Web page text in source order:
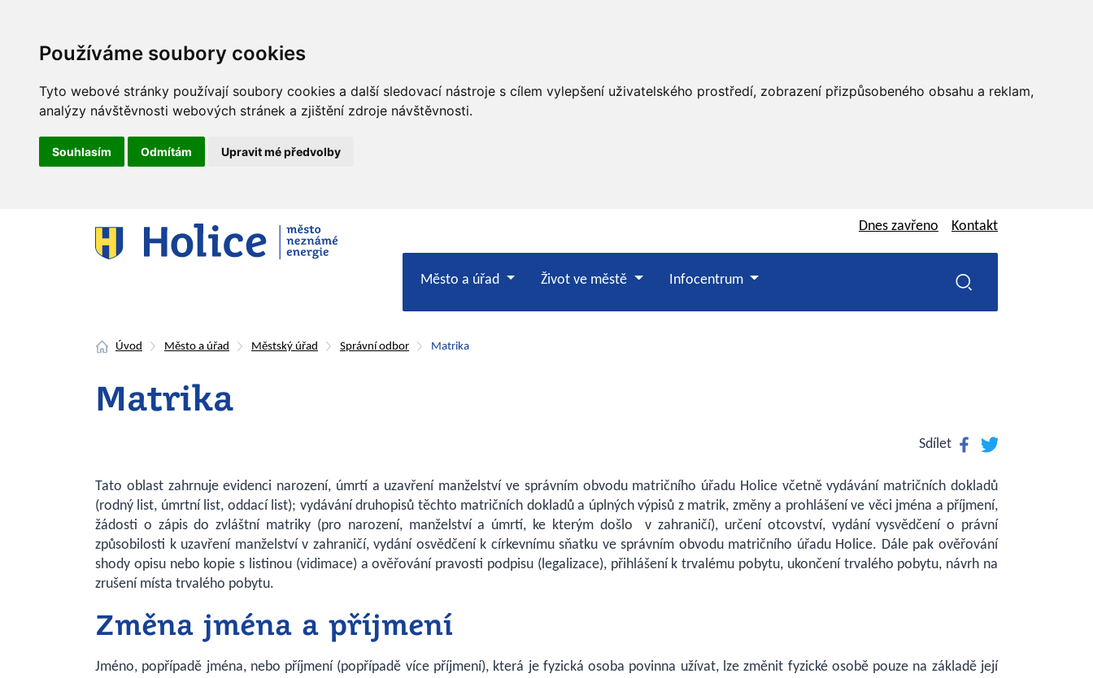
Používáme soubory cookies
Tyto webové stránky používají soubory cookies a další sledovací nástroje s cílem vylepšení uživatelského prostředí, zobrazení přizpůsobeného obsahu a reklam,
analýzy návštěvnosti webových stránek a zjištění zdroje návštěvnosti.
Souhlasím Odmítám Upravit mé předvolby
Úvod Město a úřad Městský úřad Správní odbor Matrika
Matrika
Sdílet Facebook
Twitter
Tato oblast zahrnuje evidenci narození, úmrtí a uzavření manželství ve správním obvodu matričního úřadu Holice včetně vydávání matričních dokladů
(rodný list, úmrtní list, oddací list); vydávání druhopisů těchto matričních dokladů a úplných výpisů z matrik, změny a prohlášení ve věci jména a příjmení,
žádosti o zápis do zvláštní matriky (pro narození, manželství a úmrtí, ke kterým došlo v zahraničí), určení otcovství, vydání vysvědčení o právní
způsobilosti k uzavření manželství v zahraničí, vydání osvědčení k církevnímu sňatku ve správním obvodu matričního úřadu Holice. Dále pak ověřování
shody opisu nebo kopie s listinou (vidimace) a ověřování pravosti podpisu (legalizace), přihlášení k trvalému pobytu, ukončení trvalého pobytu, návrh na
zrušení místa trvalého pobytu.
Změna jména a příjmení
Jméno, popřípadě jména, nebo příjmení (popřípadě více příjmení), která je fyzická osoba povinna užívat, lze změnit fyzické osobě pouze na základě její
Dnes zavřeno Kontakt
Město a úřad Život ve městě Infocentrum